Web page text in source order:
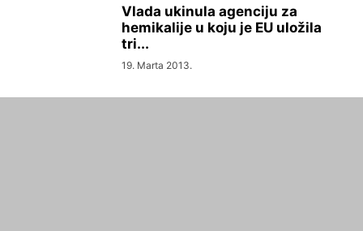
Vlada ukinula agenciju za
hemikalije u koju je EU uložila
tri...
19. Marta 2013.